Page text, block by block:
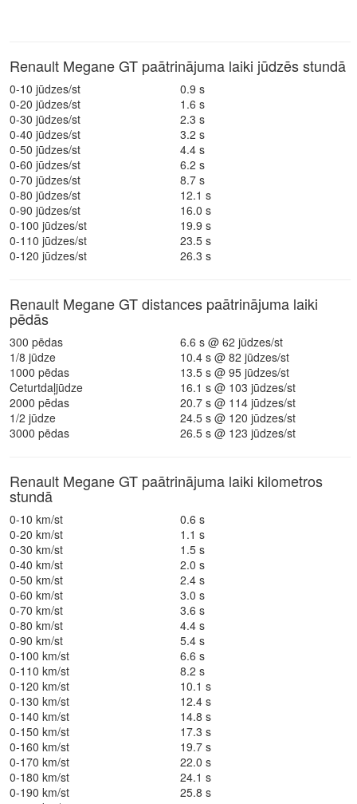
Renault Megane GT paātrinājuma laiki jūdzēs stundā
0-10 jūdzes/st
0.9 s
0-20 jūdzes/st
1.6 s
0-30 jūdzes/st
2.3 s
0-40 jūdzes/st
3.2 s
0-50 jūdzes/st
4.4 s
0-60 jūdzes/st
6.2 s
0-70 jūdzes/st
8.7 s
0-80 jūdzes/st
12.1 s
0-90 jūdzes/st
16.0 s
0-100 jūdzes/st
19.9 s
0-110 jūdzes/st
23.5 s
0-120 jūdzes/st
26.3 s
Renault Megane GT distances paātrinājuma laiki
pēdās
300 pēdas
6.6 s @ 62 jūdzes/st
1/8 jūdze
10.4 s @ 82 jūdzes/st
1000 pēdas
13.5 s @ 95 jūdzes/st
Ceturtdaļjūdze
16.1 s @ 103 jūdzes/st
2000 pēdas
20.7 s @ 114 jūdzes/st
1/2 jūdze
24.5 s @ 120 jūdzes/st
3000 pēdas
26.5 s @ 123 jūdzes/st
Renault Megane GT paātrinājuma laiki kilometros
stundā
0-10 km/st
0.6 s
0-20 km/st
1.1 s
0-30 km/st
1.5 s
0-40 km/st
2.0 s
0-50 km/st
2.4 s
0-60 km/st
3.0 s
0-70 km/st
3.6 s
0-80 km/st
4.4 s
0-90 km/st
5.4 s
0-100 km/st
6.6 s
0-110 km/st
8.2 s
0-120 km/st
10.1 s
0-130 km/st
12.4 s
0-140 km/st
14.8 s
0-150 km/st
17.3 s
0-160 km/st
19.7 s
0-170 km/st
22.0 s
0-180 km/st
24.1 s
0-190 km/st
25.8 s